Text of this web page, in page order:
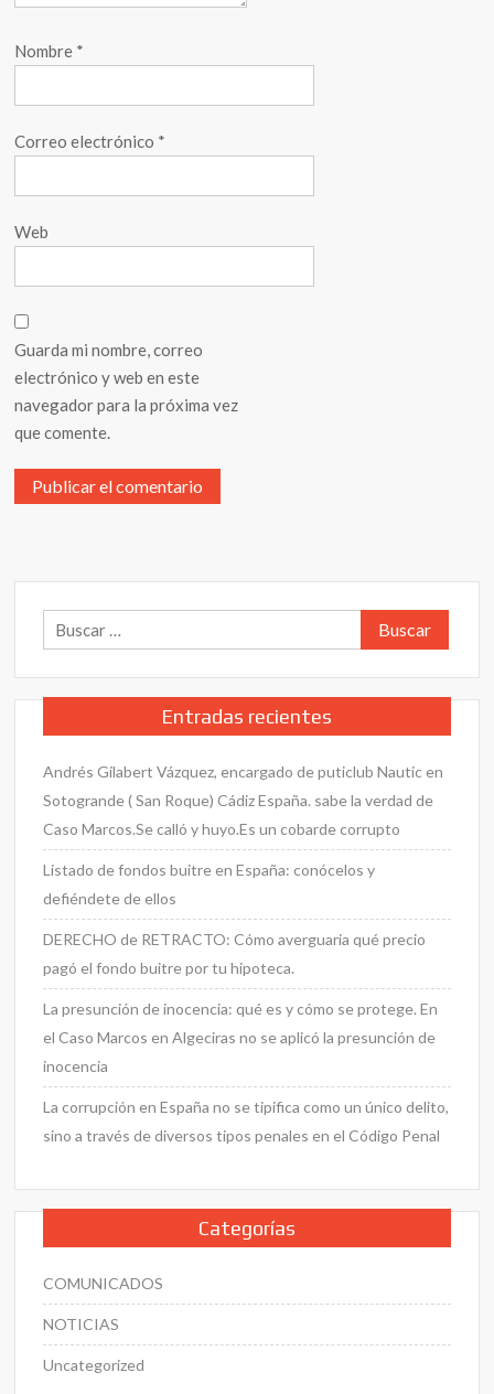
Nombre *
Correo electrónico *
Web
Guarda mi nombre, correo
electrónico y web en este
navegador para la próxima vez
que comente.
Buscar:
Entradas recientes
Andrés Gilabert Vázquez, encargado de puticlub Nautic en
Sotogrande ( San Roque) Cádiz España. sabe la verdad de
Caso Marcos.Se calló y huyo.Es un cobarde corrupto
Listado de fondos buitre en España: conócelos y
defiéndete de ellos
DERECHO de RETRACTO: Cómo averguaria qué precio
pagó el fondo buitre por tu hipoteca.
La presunción de inocencia: qué es y cómo se protege. En
el Caso Marcos en Algeciras no se aplicó la presunción de
inocencia
La corrupción en España no se tipifica como un único delito,
sino a través de diversos tipos penales en el Código Penal
Categorías
COMUNICADOS
NOTICIAS
Uncategorized